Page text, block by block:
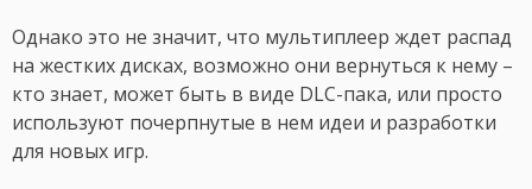
Однако это не значит, что мультиплеер ждет распад
на жестких дисках, возможно они вернуться к нему –
кто знает, может быть в виде DLC-пака, или просто
используют почерпнутые в нем идеи и разработки
для новых игр.